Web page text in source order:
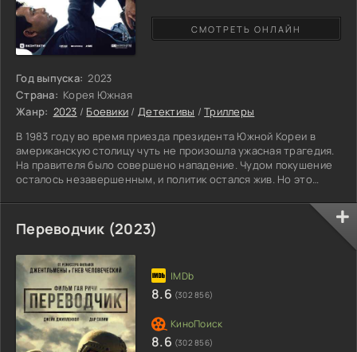
Год выпуска: 2023
Страна: Корея Южная
Жанр: 2023 / Боевики /Детективы /Триллеры
В 1983 году во время приезда президента Южной Кореи в
американскую столицу чуть не произошла ужасная трагедия.
На правителя было совершено нападение. Чудом покушение
осталось незавершенным, и политик остался жив. Но это
подозрений и страхов, что враг может оказаться среди
приближенных. Ответственными за ведение дела назначили
руководителей разведки, ведь, как всем казалось,
Необходимо срочно
СМОТРЕТЬ ОНЛАЙН
Переводчик (2023)
8.6 (302 856)
8.6 (302 856)